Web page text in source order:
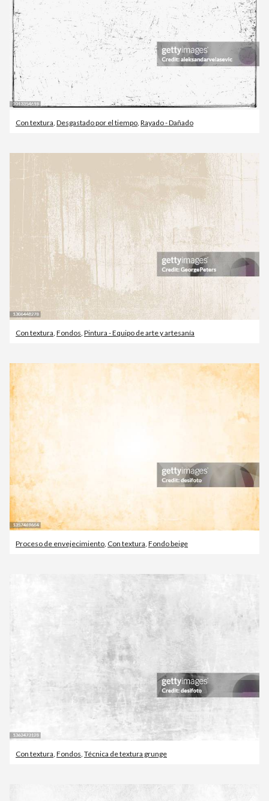
Con textura Desgastado por el tiempo Rayado - Dañado
Con textura, Fondos, Pintura - Equipo de arte y artesanía
Proceso de envejecimiento Con textura Fondo beige
Con textura Fondos Técnica de textura grunge